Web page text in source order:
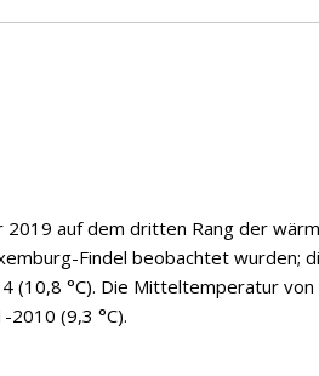
2019 auf dem dritten Rang der
Findel beobachtet wurden;
(10,8 °C). Die Mitteltemperatur von
(9,3 °C).